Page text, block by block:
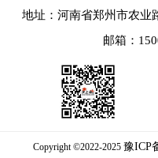
地址：河南省郑州市农业
邮箱：
Copyright ©2022-2025 豫ICP